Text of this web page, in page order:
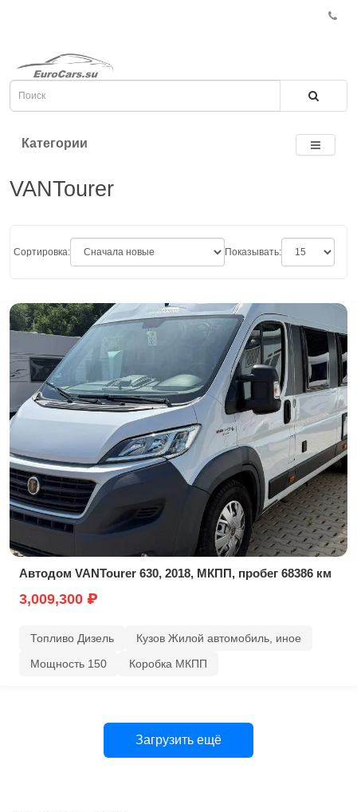
Категории
VANTourer
Сортировка: Показывать:
Автодом VANTourer 630, 2018, МКПП, пробег 68386 км
3,009,300 ₽
Топливо Дизель
Кузов Жилой автомобиль, иное
Мощность 150
Коробка МКПП
Загрузить ещё